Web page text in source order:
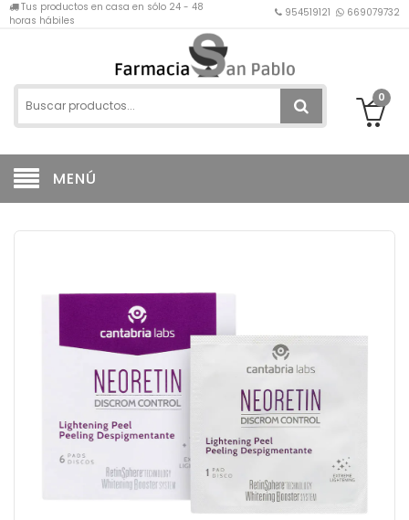
Tus productos en casa en sólo 24 - 48
horas hábiles
954519121 669079732
0
MENÚ